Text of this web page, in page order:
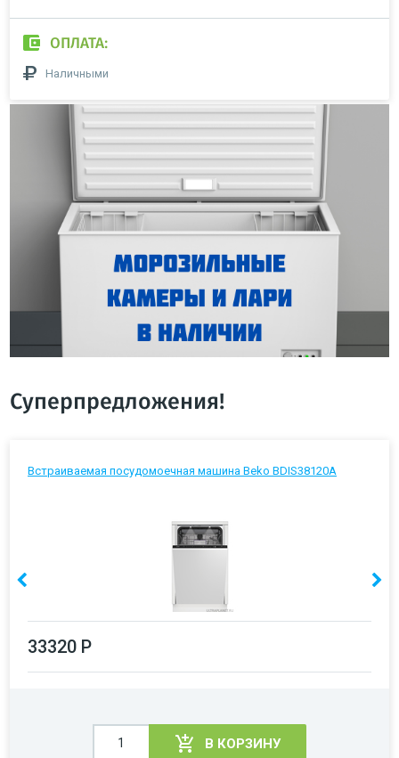
ОПЛАТА:
Наличными
Суперпредложения!
Встраиваемая посудомоечная машина Beko BDIS38120A
33320 Р
В КОРЗИНУ